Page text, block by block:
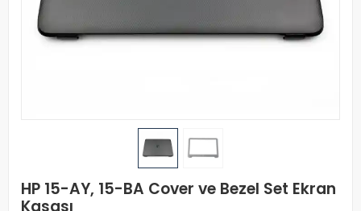
HP 15-AY, 15-BA Cover ve Bezel Set Ekran
Kasası